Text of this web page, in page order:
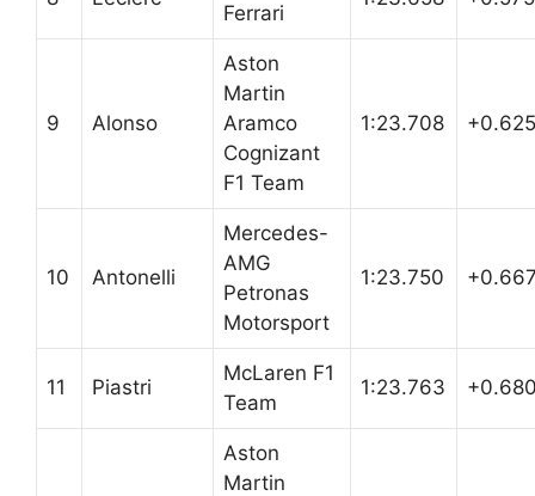
Ferrari
9 Alonso
Aston
Martin
Aramco
Cognizant
F1 Team
1:23.708 +0.625
10 Antonelli
Mercedes-
AMG
Petronas
Motorsport
1:23.750
11 Piastri
McLaren F1
Team
1:23.763
Aston
Martin